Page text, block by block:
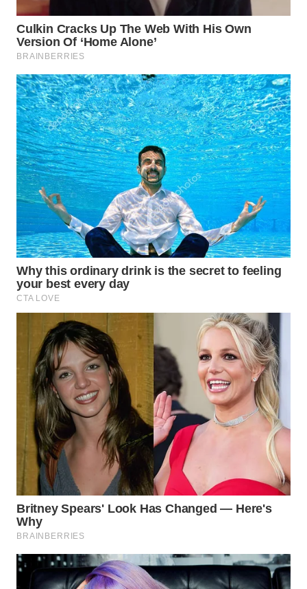
WN
BOGOR
DEPOK
WN
TAPANULI
UTARA
WN
SAMOSIR
WN
PADANG
WN
SUMEDANG
WN
CIANJUR
WN
KEPULAUAN
SERIBU
WN
TANGERANG
WN
BINJAI
WN
CIREBON